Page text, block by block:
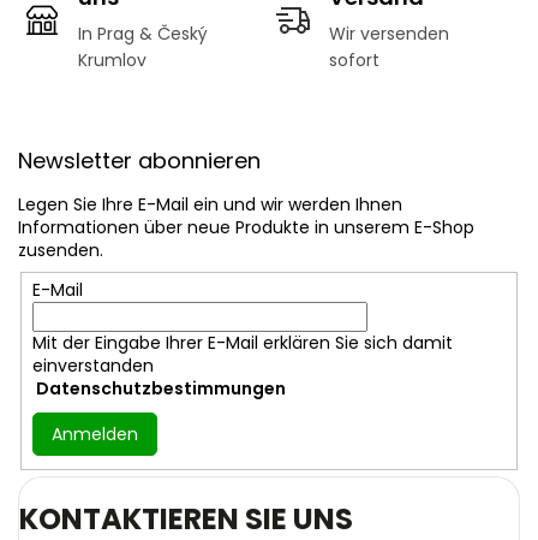
e
d
e
In Prag & Český
Krumlov
Wir versenden
sofort
Newsletter abonnieren
Legen Sie Ihre E-Mail ein und wir werden Ihnen
Informationen über neue Produkte in unserem E-Shop
zusenden.
E-Mail
Mit der Eingabe Ihrer E-Mail erklären Sie sich damit
einverstanden
Datenschutzbestimmungen
Anmelden
KONTAKTIEREN SIE UNS